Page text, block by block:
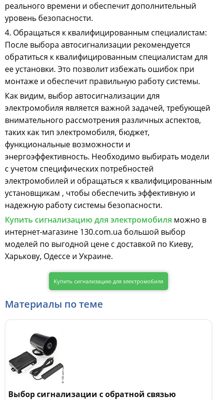
реального времени и обеспечит дополнительный
уровень безопасности.
4. Обращаться к квалифицированным специалистам:
После выбора автосигнализации рекомендуется
обратиться к квалифицированным специалистам для
ее установки. Это позволит избежать ошибок при
монтаже и обеспечит правильную работу системы.
Как видим, выбор автосигнализации для
электромобиля является важной задачей, требующей
внимательного рассмотрения различных аспектов,
таких как тип электромобиля, бюджет,
функциональные возможности и
энергоэффективность. Необходимо выбирать модели
с учетом специфических потребностей
электромобилей и обращаться к квалифицированным
установщикам , чтобы обеспечить эффективную и
надежную работу системы безопасности.
Купить сигнализацию для электромобиля можно в
интернет-магазине 130.com.ua большой выбор
моделей по выгодной цене с доставкой по Киеву,
Харькову, Одессе и Украине.
Купить сигнализацию для электромобиля
Материалы по теме
Выбор сигнализации с обратной связью